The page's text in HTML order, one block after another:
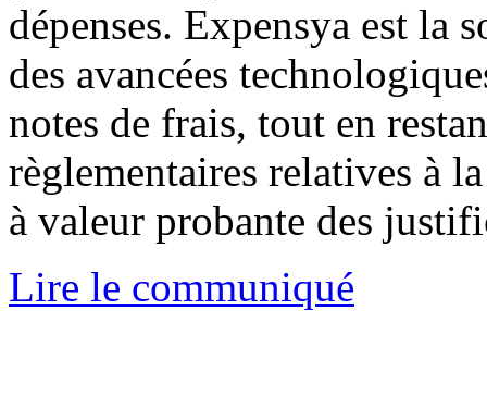
dépenses. Expensya est la
des avancées
notes de frais, tout en
règlementaires relatives à
à valeur probante des
Lire le communiqué